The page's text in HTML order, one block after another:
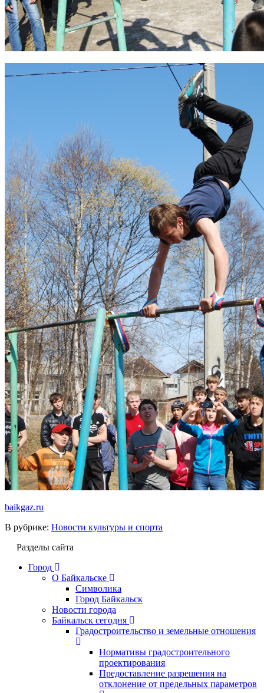
baikgaz.ru
В рубрике: Новости культуры и спорта
Разделы сайта
Город
О Байкальске
Символика
Город Байкальск
Новости города
Байкальск сегодня
Градостроительство и земельные отношения
Нормативы градостроительного
проектирования
Предоставление разрешения на
отклонение от предельных параметров